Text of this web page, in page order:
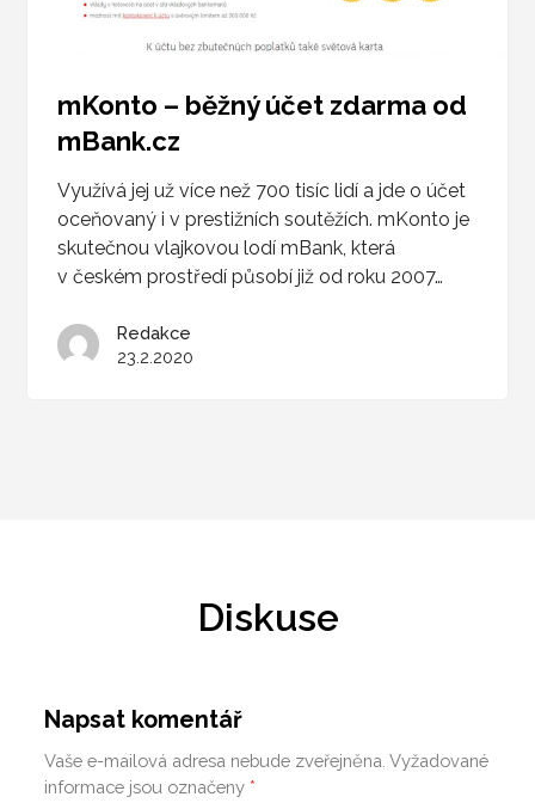
mKonto – běžný účet zdarma od
mBank.cz
Využívá jej už více než 700 tisíc lidí a jde o účet
oceňovaný i v prestižních soutěžích. mKonto je
skutečnou vlajkovou lodí mBank, která
v českém prostředí působí již od roku 2007…
Redakce
23.2.2020
Diskuse
Napsat komentář
Vaše e-mailová adresa nebude zveřejněna. Vyžadované
informace jsou označeny *